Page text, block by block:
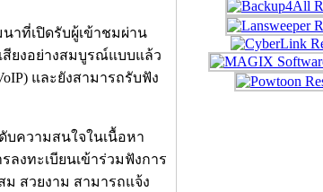
นาที่เปิดรับผู้เข้าชมผ่าน
ยงอย่างสมบูรณ์แบบแล้ว
และยังสามารถรับฟัง
บความสนใจในเนื้อหา
ลงทะเบียนเข้าร่วมฟังการ
สวยงาม สามารถแจ้ง